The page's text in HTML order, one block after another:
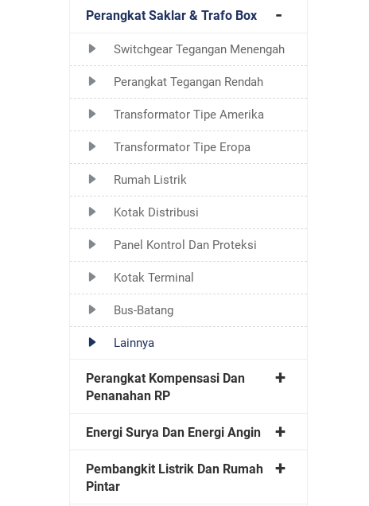
Perangkat Saklar & Trafo Box
Switchgear Tegangan Menengah
Perangkat Tegangan Rendah
Transformator Tipe Amerika
Transformator Tipe Eropa
Rumah Listrik
Kotak Distribusi
Panel Kontrol Dan Proteksi
Kotak Terminal
Bus-Batang
Lainnya
Perangkat Kompensasi Dan
Penanahan RP
Energi Surya Dan Energi Angin
Pembangkit Listrik Dan Rumah
Pintar